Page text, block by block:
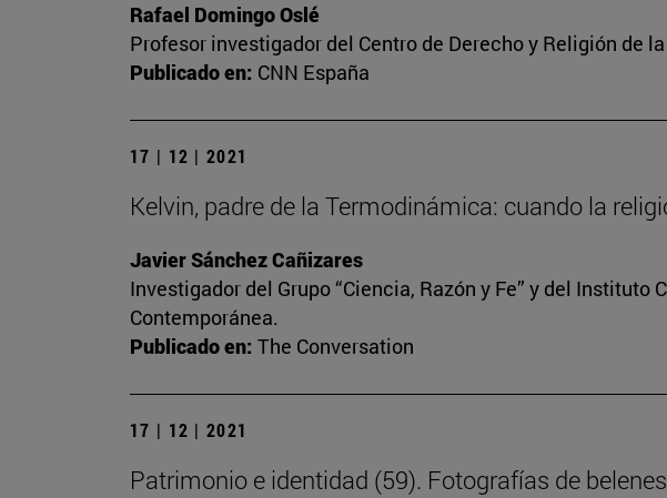
Rafael Domingo Oslé
Profesor investigador del Centro de Derecho y Religión de
Publicado en: CNN España
17 | 12 | 2021
Kelvin, padre de la Termodinámica: cuando la
Javier Sánchez Cañizares
Investigador del Grupo “Ciencia, Razón y Fe” y del
Contemporánea.
Publicado en: The Conversation
17 | 12 | 2021
Patrimonio e identidad (59). Fotografías de